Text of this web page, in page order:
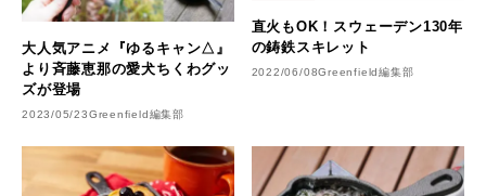
大人気アニメ『ゆるキャン△』
より斉藤恵那の愛犬ちくわグッ
ズが登場
2023/05/23Greenfield編集部
直火もOK！スウェーデン130年
の鋳鉄スキレット
2022/06/08Greenfield編集部